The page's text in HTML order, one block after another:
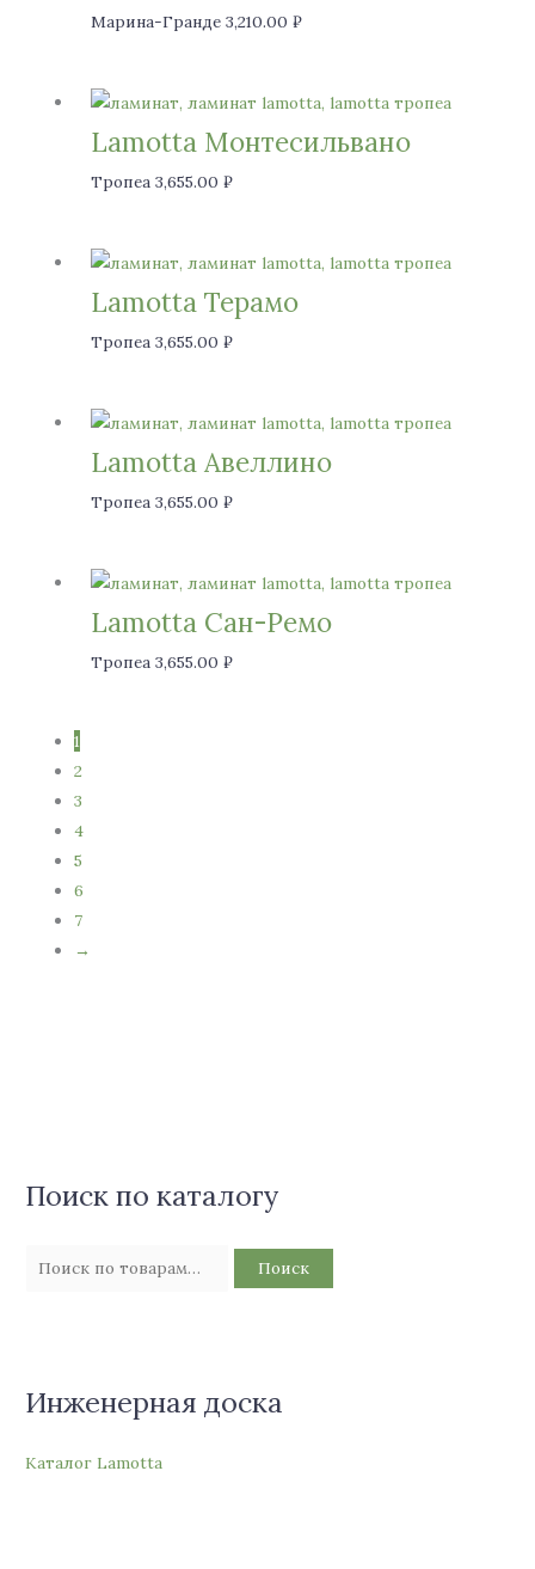
Марина-Гранде 3,210.00 ₽
Lamotta Монтесильвано
Тропеа 3,655.00 ₽
Lamotta Терамо
Тропеа 3,655.00 ₽
Lamotta Авеллино
Тропеа 3,655.00 ₽
Lamotta Сан-Ремо
Тропеа 3,655.00 ₽
1
2
3
4
5
6
7
→
Поиск по каталогу
Поиск
Инженерная доска
Каталог Lamotta